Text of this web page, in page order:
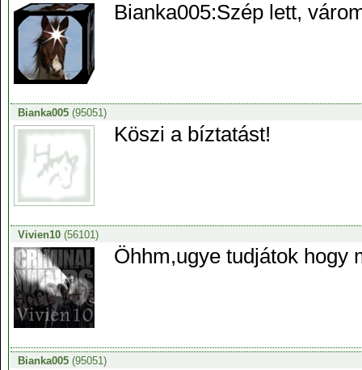
Bianka005:Szép lett,
Bianka005(95051)
Köszi a bíztatást!
Vivien10(56101)
Öhhm,ugye tudjátok hogy
Bianka005(95051)